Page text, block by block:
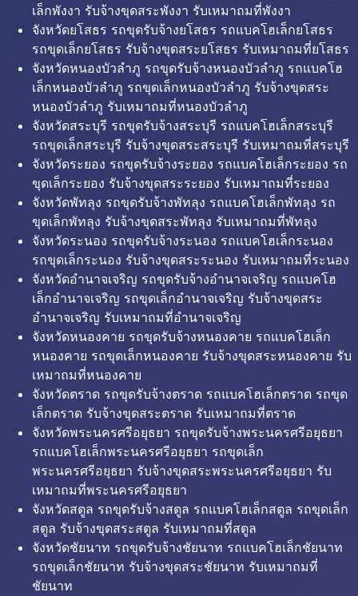
เล็กพังงา รับจ้างขุดสระพังงา รับเหมาถมที่พังงา
จังหวัดยโสธร รถขุดรับจ้างยโสธร รถแบคโฮเล็กยโสธร
รถขุดเล็กยโสธร รับจ้างขุดสระยโสธร รับเหมาถมที่ยโสธร
จังหวัดหนองบัวลำภู รถขุดรับจ้างหนองบัวลำภู รถแบคโฮ
เล็กหนองบัวลำภู รถขุดเล็กหนองบัวลำภู รับจ้างขุดสระ
หนองบัวลำภู รับเหมาถมที่หนองบัวลำภู
จังหวัดสระบุรี รถขุดรับจ้างสระบุรี รถแบคโฮเล็กสระบุรี
รถขุดเล็กสระบุรี รับจ้างขุดสระสระบุรี รับเหมาถมที่สระบุรี
จังหวัดระยอง รถขุดรับจ้างระยอง รถแบคโฮเล็กระยอง รถ
ขุดเล็กระยอง รับจ้างขุดสระระยอง รับเหมาถมที่ระยอง
จังหวัดพัทลุง รถขุดรับจ้างพัทลุง รถแบคโฮเล็กพัทลุง รถ
ขุดเล็กพัทลุง รับจ้างขุดสระพัทลุง รับเหมาถมที่พัทลุง
จังหวัดระนอง รถขุดรับจ้างระนอง รถแบคโฮเล็กระนอง
รถขุดเล็กระนอง รับจ้างขุดสระระนอง รับเหมาถมที่ระนอง
จังหวัดอำนาจเจริญ รถขุดรับจ้างอำนาจเจริญ รถแบคโฮ
เล็กอำนาจเจริญ รถขุดเล็กอำนาจเจริญ รับจ้างขุดสระ
อำนาจเจริญ รับเหมาถมที่อำนาจเจริญ
จังหวัดหนองคาย รถขุดรับจ้างหนองคาย รถแบคโฮเล็ก
หนองคาย รถขุดเล็กหนองคาย รับจ้างขุดสระหนองคาย รับ
เหมาถมที่หนองคาย
จังหวัดตราด รถขุดรับจ้างตราด รถแบคโฮเล็กตราด รถขุด
เล็กตราด รับจ้างขุดสระตราด รับเหมาถมที่ตราด
จังหวัดพระนครศรีอยุธยา รถขุดรับจ้างพระนครศรีอยุธยา
รถแบคโฮเล็กพระนครศรีอยุธยา รถขุดเล็ก
พระนครศรีอยุธยา รับจ้างขุดสระพระนครศรีอยุธยา รับ
เหมาถมที่พระนครศรีอยุธยา
จังหวัดสตูล รถขุดรับจ้างสตูล รถแบคโฮเล็กสตูล รถขุดเล็ก
สตูล รับจ้างขุดสระสตูล รับเหมาถมที่สตูล
จังหวัดชัยนาท รถขุดรับจ้างชัยนาท รถแบคโฮเล็กชัยนาท
รถขุดเล็กชัยนาท รับจ้างขุดสระชัยนาท รับเหมาถมที่
ชัยนาท